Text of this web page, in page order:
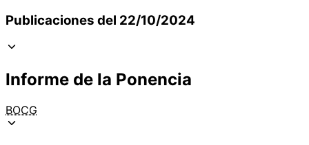
Publicaciones del 22/10/2024
Informe de la Ponencia
BOCG